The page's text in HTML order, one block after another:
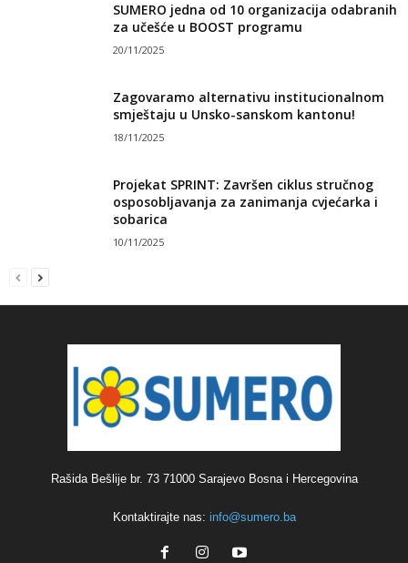
SUMERO jedna od 10 organizacija odabranih
za učešće u BOOST programu
20/11/2025
Zagovaramo alternativu institucionalnom
smještaju u Unsko-sanskom kantonu!
18/11/2025
Projekat SPRINT: Završen ciklus stručnog
osposobljavanja za zanimanja cvjećarka i
sobarica
10/11/2025
Rašida Bešlije br. 73 71000 Sarajevo Bosna i Hercegovina
Kontaktirajte nas: info@sumero.ba